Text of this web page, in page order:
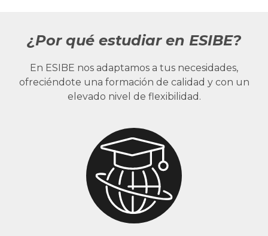
¿Por qué estudiar en ESIBE?
En ESIBE nos adaptamos a tus necesidades,
ofreciéndote una formación de calidad y con un
elevado nivel de flexibilidad.